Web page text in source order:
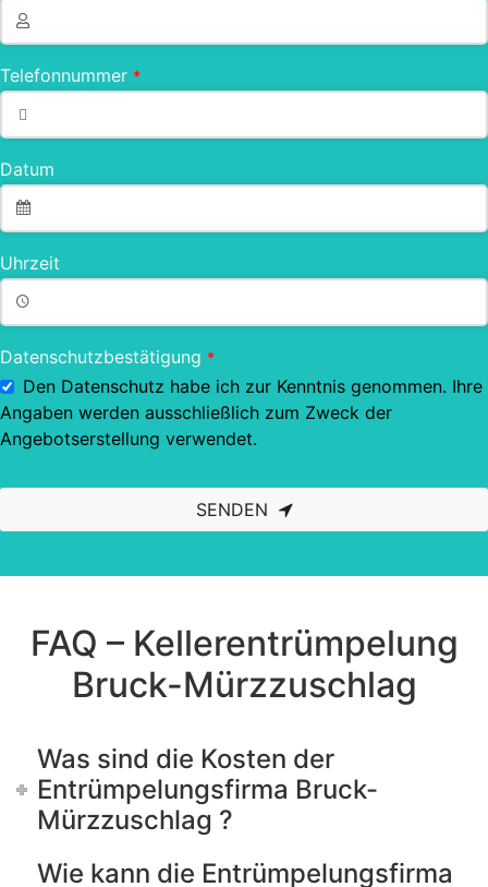
Telefonnummer *
Datum
Uhrzeit
Datenschutzbestätigung *
Den Datenschutz habe ich zur Kenntnis genommen. Ihre
Angaben werden ausschließlich zum Zweck der
Angebotserstellung verwendet.
SENDEN
should
FAQ – Kellerentrümpelung
Bruck-Mürzzuschlag
Was sind die Kosten der
Entrümpelungsfirma Bruck-
Mürzzuschlag ?
Wie kann die Entrümpelungsfirma